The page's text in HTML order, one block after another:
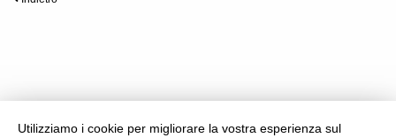
Utilizziamo i cookie per migliorare la vostra esperienza sul